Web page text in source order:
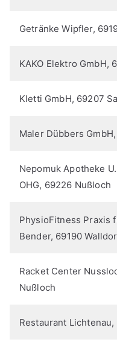
Getränke Wipfler,
KAKO Elektro GmbH,
Kletti GmbH, 69207
Maler Dübbers
Nepomuk Apotheke
OHG, 69226 Nußloch
PhysioFitness Praxis
Bender, 69190
Racket Center
Nußloch
Restaurant